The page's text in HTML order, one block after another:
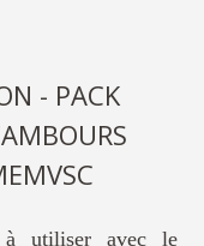
- PACK
à utiliser avec le